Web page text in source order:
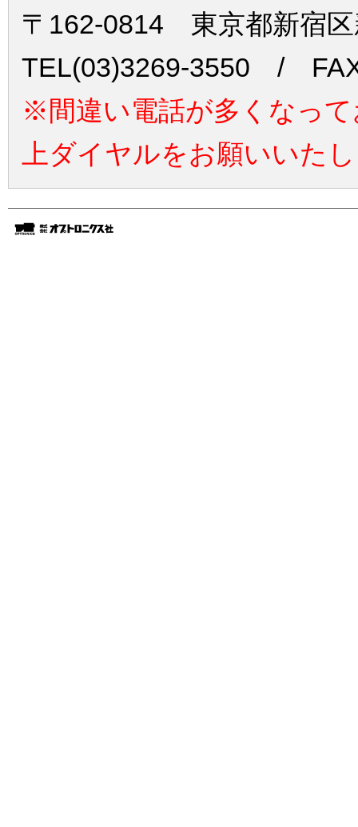
〒162-0814 東京都新宿
TEL(03)3269-3550 /
※間違い電話が多くなっ
上ダイヤルをお願いいた